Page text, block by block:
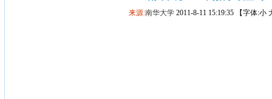
来源:南华大学 2011-8-11 15:19:35 【字体:小